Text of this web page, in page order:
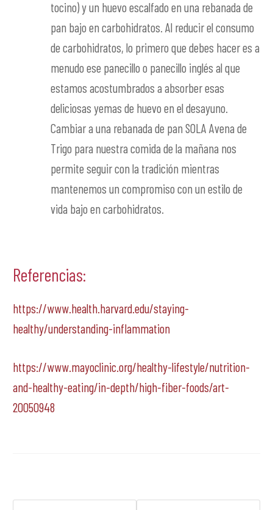
tocino) y un huevo escalfado en una rebanada de
pan bajo en carbohidratos. Al reducir el consumo
de carbohidratos, lo primero que debes hacer es a
menudo ese panecillo o panecillo inglés al que
estamos acostumbrados a absorber esas
deliciosas yemas de huevo en el desayuno.
Cambiar a una rebanada de pan SOLA Avena de
Trigo para nuestra comida de la mañana nos
permite seguir con la tradición mientras
mantenemos un compromiso con un estilo de
vida bajo en carbohidratos.
Referencias:
https://www.health.harvard.edu/staying-
healthy/understanding-inflammation
https://www.mayoclinic.org/healthy-lifestyle/nutrition-
and-healthy-eating/in-depth/high-fiber-foods/art-
20050948